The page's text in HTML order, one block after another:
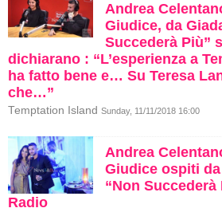
Andrea
Giudice, da
Succederà Più”
dichiarano : “L’esperienza a
ha fatto bene e… Su Teresa
che…”
Temptation Island Sunday, 11/11/2018 16:00
Andrea
Giudice ospiti
“Non Succederà
Radio